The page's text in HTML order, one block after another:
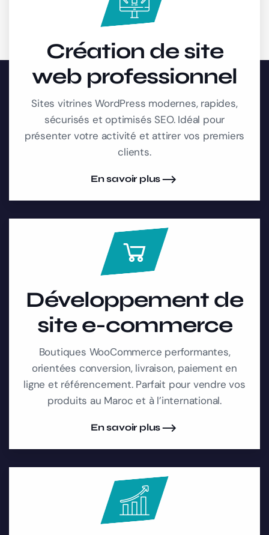
Création de site
web professionnel
Sites vitrines WordPress modernes, rapides,
sécurisés et optimisés SEO. Idéal pour
présenter votre activité et attirer vos premiers
clients.
En savoir plus
Développement de
site e-commerce
Boutiques WooCommerce performantes,
orientées conversion, livraison, paiement en
ligne et référencement. Parfait pour vendre vos
produits au Maroc et à l’international.
En savoir plus